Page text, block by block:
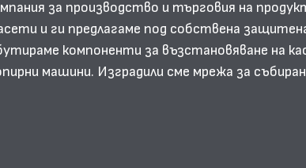
за производство и търговия на
и ги предлагаме под собствена
компоненти за възстановяване на
машини. Изградили сме мрежа за